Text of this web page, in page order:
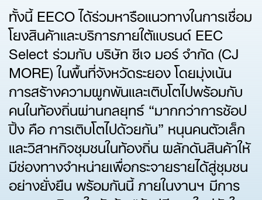
ทั้งนี้ EECO ได้ร่วมหารือแนวทางในการเชื่อม
โยงสินค้าและบริการภายใต้แบรนด์ EEC
Select ร่วมกับ บริษัท ซีเจ มอร์ จำกัด (CJ
MORE) ในพื้นที่จังหวัดระยอง โดยมุ่งเน้น
การสร้างความผูกพันและเติบโตไปพร้อมกับ
คนในท้องถิ่นผ่านกลยุทธ์ “มากกว่าการช้อป
ปิ้ง คือ การเติบโตไปด้วยกัน” หนุนคนตัวเล็ก
และวิสาหกิจชุมชนในท้องถิ่น ผลักดันสินค้าให้
มีช่องทางจำหน่ายเพื่อกระจายรายได้สู่ชุมชน
อย่างยั่งยืน พร้อมกันนี้ ภายในงานฯ มีการ